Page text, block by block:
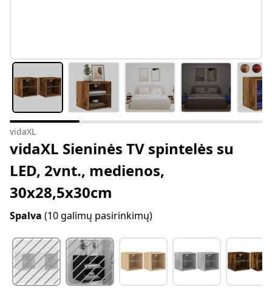
vidaXL
vidaXL Sieninės TV spintelės su
LED, 2vnt., medienos,
30x28,5x30cm
Spalva (10 galimų pasirinkimų)